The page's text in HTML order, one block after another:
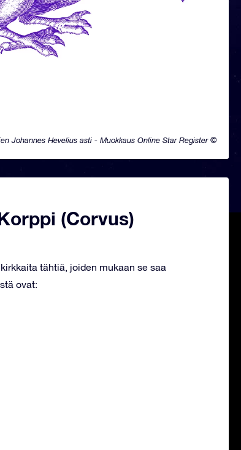
Johannes Hevelius asti - Muokkaus Online Star Register ©
(Corvus)
tähtiä, joiden mukaan se saa
ovat: